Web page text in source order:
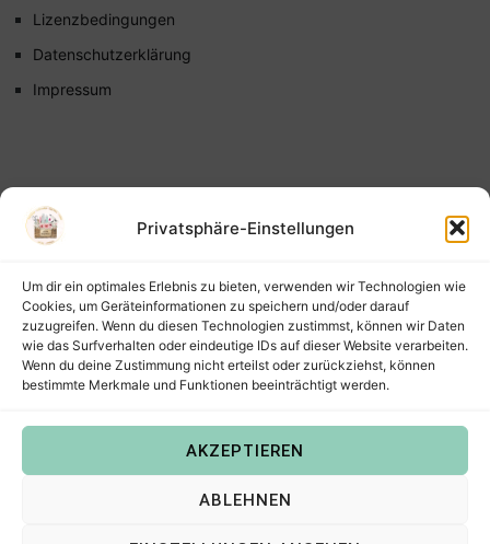
Privatsphäre-Einstellungen
Um dir ein optimales Erlebnis zu bieten, verwenden wir Technologien wie
Cookies, um Geräteinformationen zu speichern und/oder darauf
zuzugreifen. Wenn du diesen Technologien zustimmst, können wir Daten
wie das Surfverhalten oder eindeutige IDs auf dieser Website verarbeiten.
Wenn du deine Zustimmung nicht erteilst oder zurückziehst, können
bestimmte Merkmale und Funktionen beeinträchtigt werden.
AKZEPTIEREN
ABLEHNEN
Lizenzbedingungen
Datenschutzerklärung
Impressum
Copyright © 2022Steffis Kreativkiste – Plotterdateien,
Digistamps und Freebies in SVG, PNG, DXF, EPS & PDF